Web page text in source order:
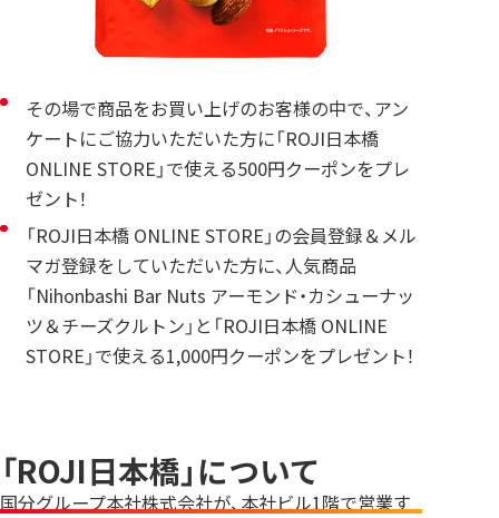
その場で商品をお買い上げのお客様の中で、アン
ケートにご協力いただいた方に「ROJI日本橋
ONLINE STORE」で使える500円クーポンをプレ
ゼント！
「ROJI日本橋 ONLINE STORE」の会員登録＆メル
マガ登録をしていただいた方に、人気商品
「Nihonbashi Bar Nuts アーモンド・カシューナッ
ツ＆チーズクルトン」と「ROJI日本橋 ONLINE
STORE」で使える1,000円クーポンをプレゼント！
「ROJI日本橋」について
国分グループ本社株式会社が、本社ビル1階で営業す